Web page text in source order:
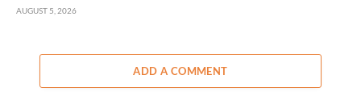
AUGUST 5, 2026
ADD A COMMENT